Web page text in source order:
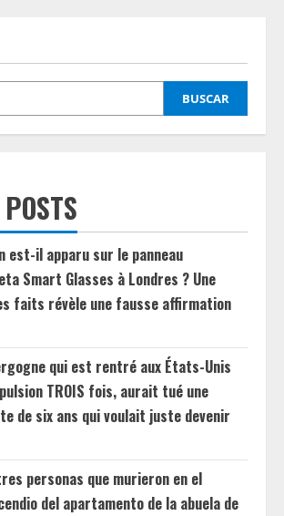
BUSCAR
est-il apparu sur le panneau
Smart Glasses à Londres ? Une
faits révèle une fausse affirmation
qui est rentré aux États-Unis
TROIS fois, aurait tué une
de six ans qui voulait juste devenir
personas que murieron en el
del apartamento de la abuela de